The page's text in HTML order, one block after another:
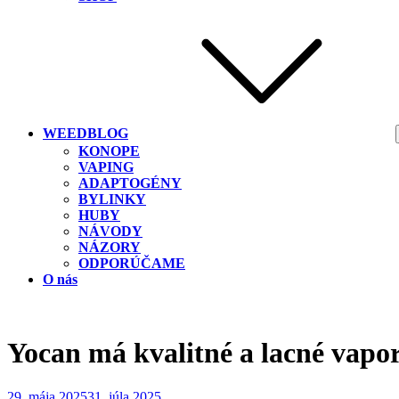
WEEDBLOG
KONOPE
VAPING
ADAPTOGÉNY
BYLINKY
HUBY
NÁVODY
NÁZORY
ODPORÚČAME
O nás
Yocan má kvalitné a lacné
Posted